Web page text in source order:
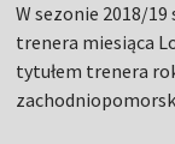
W sezonie 2018/
trenera miesiąca
tytułem trenera